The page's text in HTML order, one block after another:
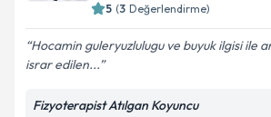
5 (3 Değerlendirme)
Hocamin guleryuzlulugu ve buyuk ilgisi ile
israr edilen...
Fizyoterapist Atılgan Koyuncu